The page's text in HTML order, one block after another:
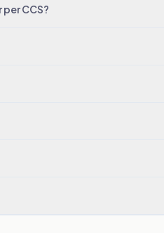
CCS?